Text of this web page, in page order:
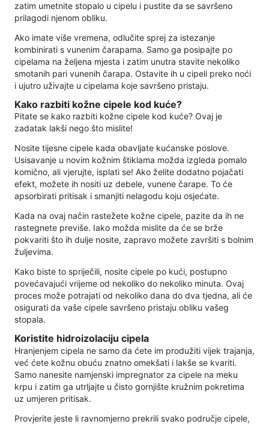
zatim umetnite stopalo u cipelu i pustite da se savršeno
prilagodi njenom obliku.
Ako imate više vremena, odlučite sprej za istezanje
kombinirati s vunenim čarapama. Samo ga posipajte po
cipelama na željena mjesta i zatim unutra stavite nekoliko
smotanih pari vunenih čarapa. Ostavite ih u cipeli preko noći
i ujutro uživajte u cipelama koje savršeno pristaju.
Kako razbiti kožne cipele kod kuće?
Pitate se kako razbiti kožne cipele kod kuće? Ovaj je
zadatak lakši nego što mislite!
Nosite tijesne cipele kada obavljate kućanske poslove.
Usisavanje u novim kožnim štiklama možda izgleda pomalo
komično, ali vjerujte, isplati se! Ako želite dodatno pojačati
efekt, možete ih nositi uz debele, vunene čarape. To će
apsorbirati pritisak i smanjiti nelagodu koju osjećate.
Kada na ovaj način rastežete kožne cipele, pazite da ih ne
rastegnete previše. Iako možda mislite da će se brže
pokvariti što ih dulje nosite, zapravo možete završiti s bolnim
žuljevima.
Kako biste to spriječili, nosite cipele po kući, postupno
povećavajući vrijeme od nekoliko do nekoliko minuta. Ovaj
proces može potrajati od nekoliko dana do dva tjedna, ali će
osigurati da vaše cipele savršeno pristaju obliku vašeg
stopala.
Koristite hidroizolaciju cipela
Hranjenjem cipela ne samo da ćete im produžiti vijek trajanja,
već ćete kožnu obuću znatno omekšati i lakše se kvariti.
Samo nanesite namjenski impregnator za cipele na meku
krpu i zatim ga utrljajte u čisto gornjište kružnim pokretima
uz umjeren pritisak.
Provjerite jeste li ravnomjerno prekrili svako područje cipele,